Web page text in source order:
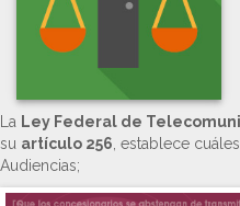
La Ley Federal de
su artículo 256 , establece
Audiencias;